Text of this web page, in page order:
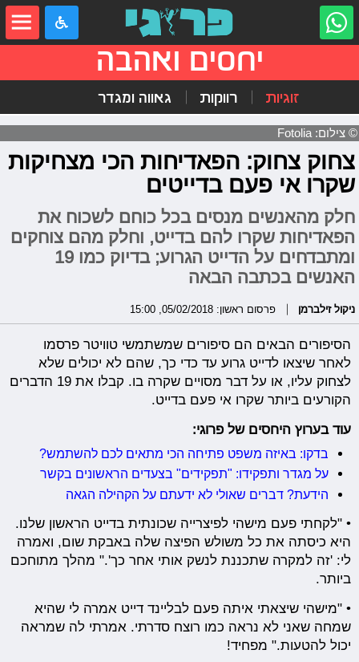
יחסים ואהבה
זוגיות רווקות גאווה ומגדר
© צילום: Fotolia
צחוק צחוק: הפאדיחות הכי מצחיקות
שקרו אי פעם בדייטים
חלק מהאנשים מנסים בכל כוחם לשכוח את
הפאדיחות שקרו להם בדייט, וחלק מהם צוחקים
ומתבדחים על הדייט הגרוע; בדיוק כמו 19
האנשים בכתבה הבאה
ניקול זילברמן פרסום ראשון: 05/02/2018, 15:00
הסיפורים הבאים הם סיפורים שמשתמשי טוויטר פרסמו
לאחר שיצאו לדייט גרוע עד כדי כך, שהם לא יכולים שלא
לצחוק עליו, או על דבר מסויים שקרה בו. קבלו את 19 הדברים
הקורעים ביותר שקרו אי פעם בדייט.
עוד בערוץ היחסים של פרוגי:
בדקו: באיזה משפט פתיחה הכי מתאים לכם להשתמש?
על מגדר ותפקידו: "תפקידים" בצעדים הראשונים בקשר
הידעת? דברים שאולי לא ידעתם על הקהילה הגאה
• "לקחתי פעם מישהי לפיצרייה שכונתית בדייט הראשון שלנו.
היא כיסתה את כל משולש הפיצה שלה באבקת שום, ואמרה
לי: 'זה למקרה שתכננת לנשק אותי אחר כך'." מהלך מתוחכם
ביותר.
• "מישהי שיצאתי איתה פעם לבליינד דייט אמרה לי שהיא
שמחה שאני לא נראה כמו רוצח סדרתי. אמרתי לה שמראה
יכול להטעות." מפחיד!